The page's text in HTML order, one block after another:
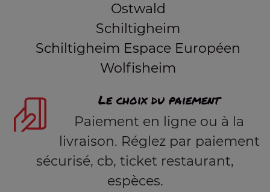
Ostwald
Schiltigheim
Schiltigheim Espace Européen
Wolfisheim
Le choix du paiement
Paiement en ligne ou à la
livraison. Réglez par paiement
sécurisé, cb, ticket restaurant,
espèces.